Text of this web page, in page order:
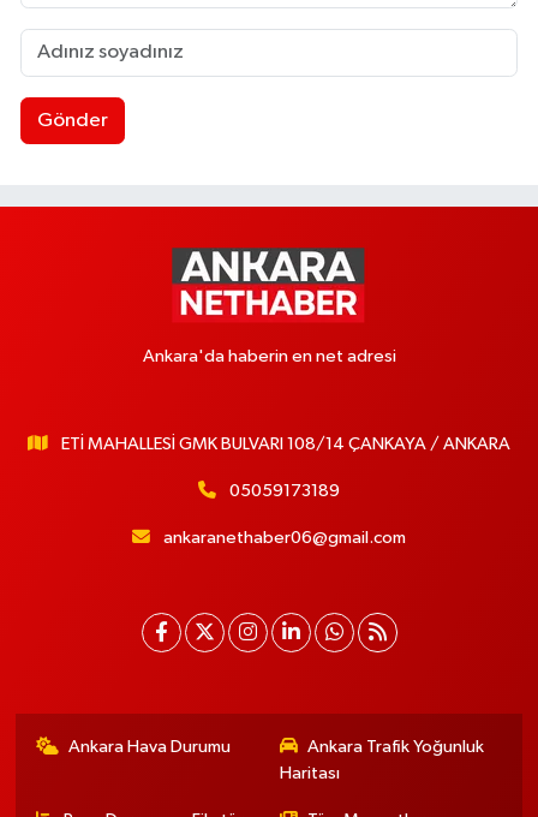
Gönder
Ankara'da haberin en net adresi
ETİ MAHALLESİ GMK BULVARI 108/14 ÇANKAYA / ANKARA
05059173189
ankaranethaber06@gmail.com
Ankara Hava Durumu
Ankara Trafik Yoğunluk
Haritası